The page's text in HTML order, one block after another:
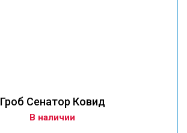
Гроб Сенатор Ковид
В наличии